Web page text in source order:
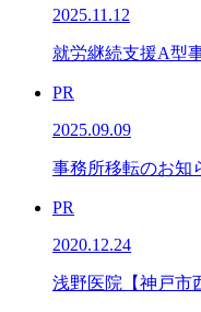
2025.11.12
就労継続支援A型
PR
2025.09.09
事務所移転のお知
PR
2020.12.24
浅野医院【神戸市